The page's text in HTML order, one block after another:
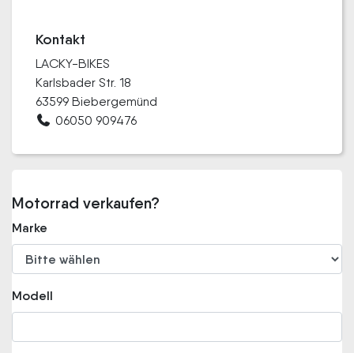
Kontakt
LACKY-BIKES
Karlsbader Str. 18
63599 Biebergemünd
06050 909476
Motorrad verkaufen?
Marke
Modell